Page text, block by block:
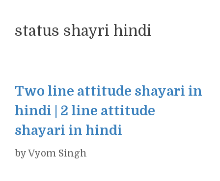
status shayri hindi
Two line attitude shayari in
hindi | 2 line attitude
shayari in hindi
byVyom Singh